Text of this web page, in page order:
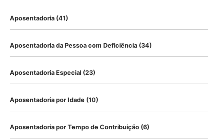
Aposentadoria (41)
Aposentadoria da Pessoa com Deficiência (34)
Aposentadoria Especial (23)
Aposentadoria por Idade (10)
Aposentadoria por Tempo de Contribuição (6)